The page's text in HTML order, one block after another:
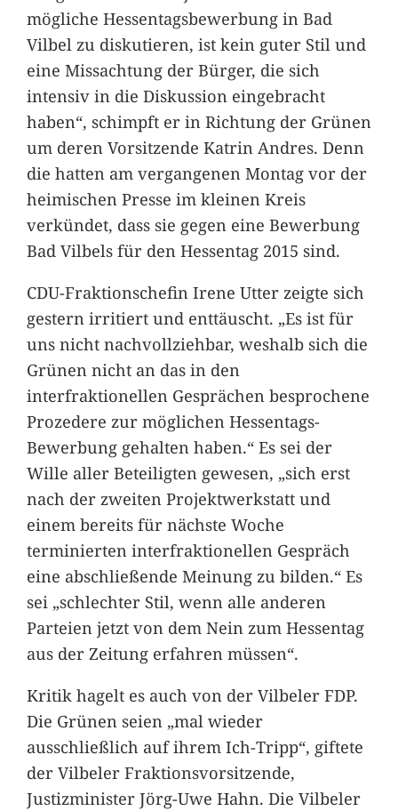
mögliche Hessentagsbewerbung in Bad
Vilbel zu diskutieren, ist kein guter Stil und
eine Missachtung der Bürger, die sich
intensiv in die Diskussion eingebracht
haben“, schimpft er in Richtung der Grünen
um deren Vorsitzende Katrin Andres. Denn
die hatten am vergangenen Montag vor der
heimischen Presse im kleinen Kreis
verkündet, dass sie gegen eine Bewerbung
Bad Vilbels für den Hessentag 2015 sind.
CDU-Fraktionschefin Irene Utter zeigte sich
gestern irritiert und enttäuscht. „Es ist für
uns nicht nachvollziehbar, weshalb sich die
Grünen nicht an das in den
interfraktionellen Gesprächen besprochene
Prozedere zur möglichen Hessentags-
Bewerbung gehalten haben.“ Es sei der
Wille aller Beteiligten gewesen, „sich erst
nach der zweiten Projektwerkstatt und
einem bereits für nächste Woche
terminierten interfraktionellen Gespräch
eine abschließende Meinung zu bilden.“ Es
sei „schlechter Stil, wenn alle anderen
Parteien jetzt von dem Nein zum Hessentag
aus der Zeitung erfahren müssen“.
Kritik hagelt es auch von der Vilbeler FDP.
Die Grünen seien „mal wieder
ausschließlich auf ihrem Ich-Tripp“, giftete
der Vilbeler Fraktionsvorsitzende,
Justizminister Jörg-Uwe Hahn. Die Vilbeler